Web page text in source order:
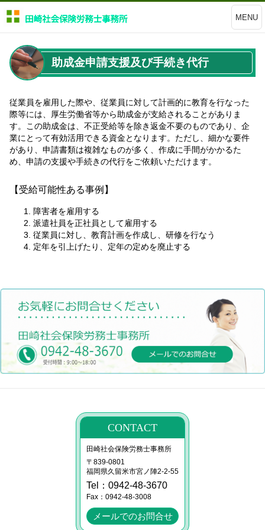
MENU
助成金申請支援及び手続き代行
従業員を雇用した際や、従業員に対して計画的に教育を行なった
際等には、厚生労働省等から助成金が支給されることがありま
す。この助成金は、不正受給等を除き返金不要のものであり、企
業にとって有効活用できる資金となります。ただし、細かな要件
があり、申請書類は複雑なものが多く、作成に手間がかかるた
め、申請の支援や手続きの代行をご依頼いただけます。
【受給可能性ある事例】
障害者を雇用する
派遣社員を正社員として雇用する
従業員に対し、教育計画を作成し、研修を行なう
定年を引上げたり、定年の定めを廃止する
CONTACT
田崎社会保険労務士事務所
〒839-0801
福岡県久留米市宮ノ陣2-2-55
Tel：0942-48-3670
Fax：0942-48-3008
メールでのお問合せ